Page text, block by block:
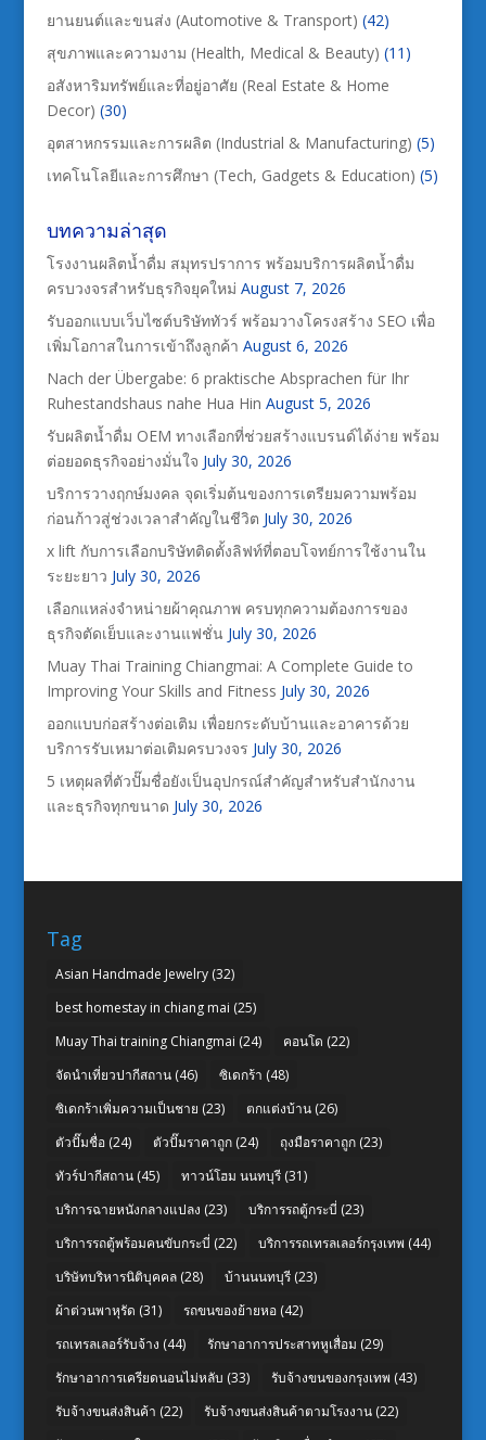
ยานยนต์และขนส่ง (Automotive & Transport) (42)
สุขภาพและความงาม (Health, Medical & Beauty) (11)
อสังหาริมทรัพย์และที่อยู่อาศัย (Real Estate & Home
Decor) (30)
อุตสาหกรรมและการผลิต (Industrial & Manufacturing) (5)
เทคโนโลยีและการศึกษา (Tech, Gadgets & Education) (5)
บทความล่าสุด
โรงงานผลิตน้ำดื่ม สมุทรปราการ พร้อมบริการผลิตน้ำดื่ม
ครบวงจรสำหรับธุรกิจยุคใหม่ August 7, 2026
รับออกแบบเว็บไซต์บริษัททัวร์ พร้อมวางโครงสร้าง SEO เพื่อ
เพิ่มโอกาสในการเข้าถึงลูกค้า August 6, 2026
Nach der Übergabe: 6 praktische Absprachen für Ihr
Ruhestandshaus nahe Hua Hin August 5, 2026
รับผลิตน้ำดื่ม OEM ทางเลือกที่ช่วยสร้างแบรนด์ได้ง่าย พร้อม
ต่อยอดธุรกิจอย่างมั่นใจ July 30, 2026
บริการวางฤกษ์มงคล จุดเริ่มต้นของการเตรียมความพร้อม
ก่อนก้าวสู่ช่วงเวลาสำคัญในชีวิต July 30, 2026
x lift กับการเลือกบริษัทติดตั้งลิฟท์ที่ตอบโจทย์การใช้งานใน
ระยะยาว July 30, 2026
เลือกแหล่งจำหน่ายผ้าคุณภาพ ครบทุกความต้องการของ
ธุรกิจตัดเย็บและงานแฟชั่น July 30, 2026
Muay Thai Training Chiangmai: A Complete Guide to
Improving Your Skills and Fitness July 30, 2026
ออกแบบก่อสร้างต่อเติม เพื่อยกระดับบ้านและอาคารด้วย
บริการรับเหมาต่อเติมครบวงจร July 30, 2026
5 เหตุผลที่ตัวปั๊มชื่อยังเป็นอุปกรณ์สำคัญสำหรับสำนักงาน
และธุรกิจทุกขนาด July 30, 2026
Tag
Asian Handmade Jewelry(32)
best homestay in chiang mai (25)
Muay Thai training Chiangmai (24) คอนโด (22)
จัดนำเที่ยวปากีสถาน(46) ซิเดกร้า (48)
ซิเดกร้าเพิ่มความเป็นชาย (23) ตกแต่งบ้าน(26)
ตัวปั๊มชื่อ(24) ตัวปั๊มราคาถูก(24) ถุงมือราคาถูก(23)
ทัวร์ปากีสถาน(45) ทาวน์โฮม นนทบุรี(31)
บริการฉายหนังกลางแปลง (23) บริการรถตู้กระบี่ (23)
บริการรถตู้พร้อมคนขับกระบี่ (22) บริการรถเทรลเลอร์กรุงเทพ (44)
บริษัทบริหารนิติบุคคล(28) บ้านนนทบุรี(23)
ผ้าต่วนพาหุรัด (31) รถขนของย้ายหอ(42)
รถเทรลเลอร์รับจ้าง (44) รักษาอาการประสาทหูเสื่อม (29)
รักษาอาการเครียดนอนไม่หลับ (33) รับจ้างขนของกรุงเทพ (43)
รับจ้างขนส่งสินค้า (22) รับจ้างขนส่งสินค้าตามโรงงาน(22)